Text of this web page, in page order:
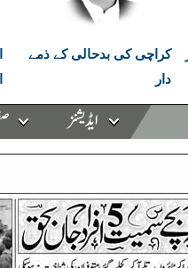
کراچی کی بدحالی کے ذمے
دار